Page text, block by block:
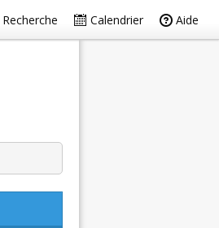
Recherche Calendrier Aide